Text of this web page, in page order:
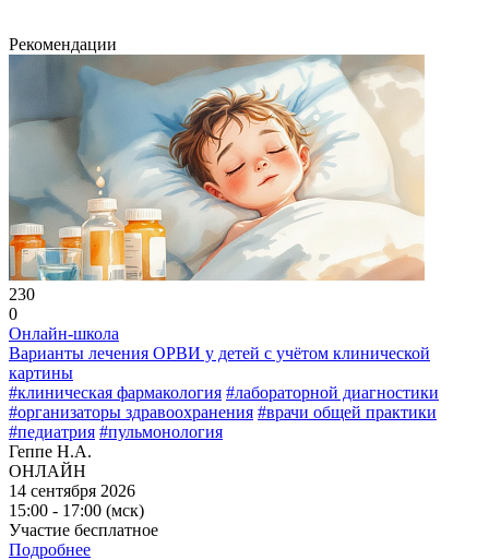
Рекомендации
230
0
Онлайн-школа
Варианты лечения ОРВИ у детей с учётом клинической
картины
#клиническая фармакология #лабораторной диагностики
#организаторы здравоохранения #врачи общей практики
#педиатрия #пульмонология
Геппе Н.А.
ОНЛАЙН
14 сентября 2026
15:00 - 17:00 (мск)
Участие бесплатное
Подробнее